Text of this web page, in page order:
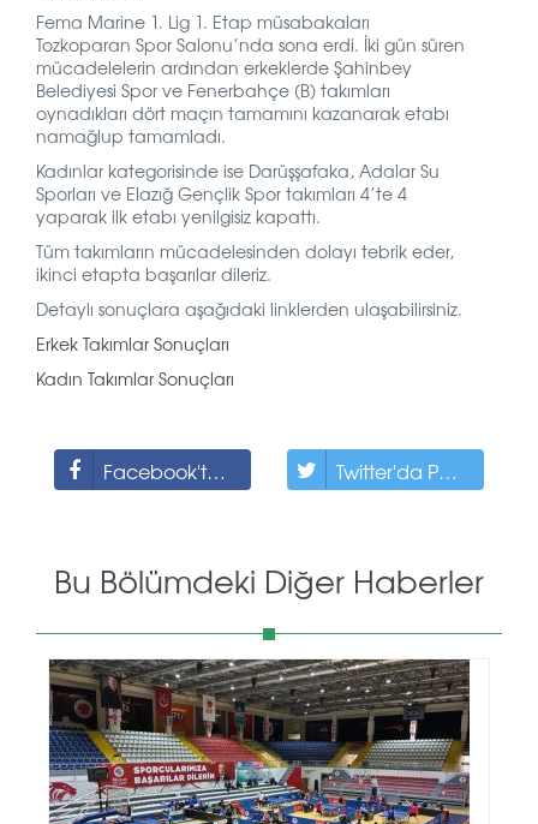
Fema Marine 1. Lig 1. Etap müsabakaları
Tozkoparan Spor Salonu’nda sona erdi. İki gün süren
mücadelelerin ardından erkeklerde Şahinbey
Belediyesi Spor ve Fenerbahçe (B) takımları
oynadıkları dört maçın tamamını kazanarak etabı
namağlup tamamladı.
Kadınlar kategorisinde ise Darüşşafaka, Adalar Su
Sporları ve Elazığ Gençlik Spor takımları 4’te 4
yaparak ilk etabı yenilgisiz kapattı.
Tüm takımların mücadelesinden dolayı tebrik eder,
ikinci etapta başarılar dileriz.
Detaylı sonuçlara aşağıdaki linklerden ulaşabilirsiniz.
Erkek Takımlar Sonuçları
Kadın Takımlar Sonuçları
Facebook'ta Paylaş Twitter'da Paylaş
Bu Bölümdeki Diğer Haberler